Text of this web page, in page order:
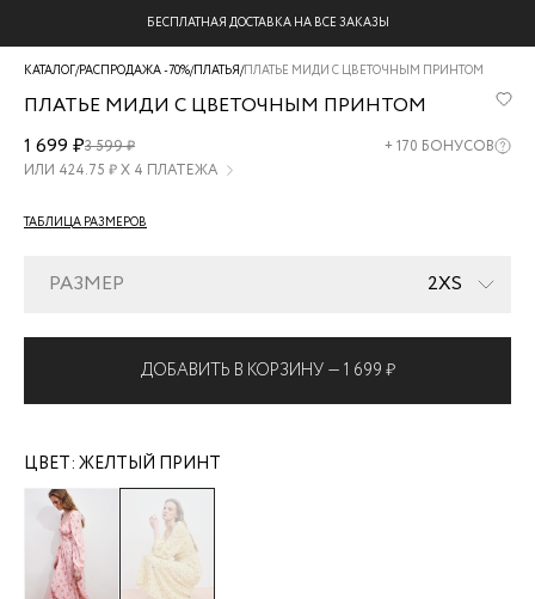
БЕСПЛАТНАЯ ДОСТАВКА НА ВСЕ ЗАКАЗЫ
КАТАЛОГ/РАСПРОДАЖА -70%/ПЛАТЬЯ/ПЛАТЬЕ МИДИ С ЦВЕТОЧНЫМ ПРИНТОМ
ПЛАТЬЕ МИДИ С ЦВЕТОЧНЫМ ПРИНТОМ
ZR2605022911-
214
1 699 ₽3 599 ₽ +170 БОНУСОВ
ИЛИ 424.75 ₽ Х 4 ПЛАТЕЖА
ТАБЛИЦА РАЗМЕРОВ
РАЗМЕР 2XS
ДОБАВИТЬ В КОРЗИНУ — 1 699 ₽
ЦВЕТ: ЖЕЛТЫЙ ПРИНТ